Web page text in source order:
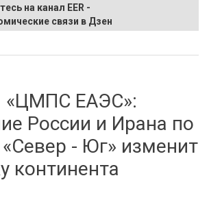
на канал EER -
связи в Дзен
призывают в армию
«ЦМПС ЕАЭС»:
России и Ирана по
- Юг» изменит
континента